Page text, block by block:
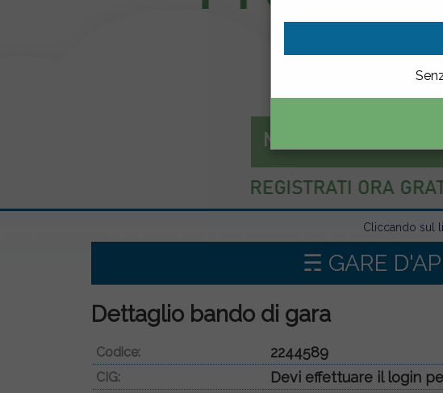
Mercato
Cliccando sul
☴ GARE
Dettaglio bando di gara
Codice: 2244589
CIG: Devi effettuare il login